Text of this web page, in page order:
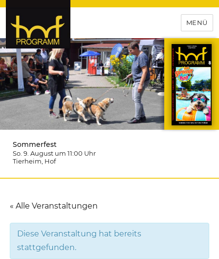
hof-programm – das
Veranstaltungsportal für
Hochfranken
MENÜ
Sommerfest
So. 9. August um 11:00 Uhr
Tierheim , Hof
« Alle Veranstaltungen
Diese Veranstaltung hat bereits
stattgefunden.